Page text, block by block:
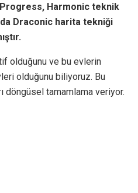
Harmonic teknik
Draconic harita tekniği
olduğunu ve bu evlerin
olduğunu biliyoruz. Bu
döngüsel tamamlama veriyor.